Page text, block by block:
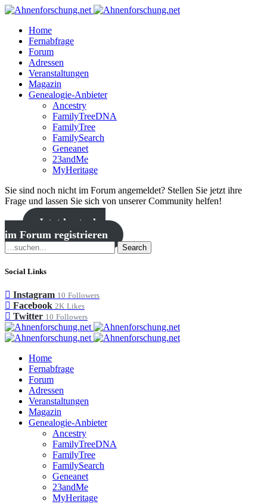
Home
Fernabfrage
Forum
Adressen
Veranstaltungen
Magazin
Genealogie-Anbieter
Ancestry
FamilyTreeDNA
FamilyTree
FamilySearch
Geneanet
23andMe
MyHeritage
Sie sind noch nicht im Forum angemeldet? Stellen Sie jetzt ihre
Frage und lassen Sie sich von unserer Community helfen!
Jetzt kostenlos
im Forum registrieren
Search
Social Links
Instagram 10 Followers
Facebook 2K Likes
Twitter 10 Followers
Home
Fernabfrage
Forum
Adressen
Veranstaltungen
Magazin
Genealogie-Anbieter
Ancestry
FamilyTreeDNA
FamilyTree
FamilySearch
Geneanet
23andMe
MyHeritage